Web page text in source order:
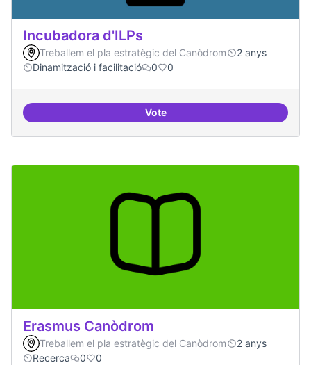
Incubadora d'ILPs
Treballem el pla estratègic del Canòdrom
2 anys
Dinamització i facilitació
0 0
VoteIncubadora d'ILPs
Erasmus Canòdrom
Treballem el pla estratègic del Canòdrom
2 anys
Recerca
0 0